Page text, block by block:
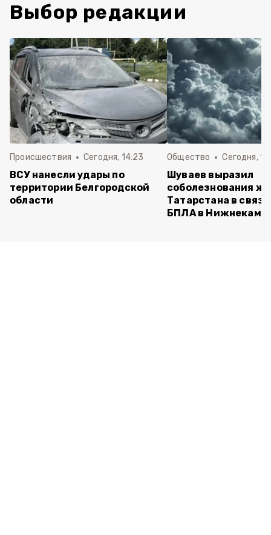
Выбор редакции
Происшествия Сегодня, 14:23
ВСУ нанесли удары по
территории Белгородской
области
Общество Сегодня,
Шуваев выразил
соболезнования
Татарстана в
БПЛА в